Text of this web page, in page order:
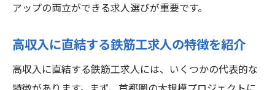
アップの両立ができる求人選びが重要です。
高収入に直結する鉄筋工求人の特徴を紹介
高収入に直結する鉄筋工求人には、いくつかの代表的な